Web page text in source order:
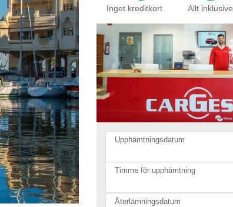
Inget kreditkort Allt inklusive
Upphämtningsdatum
Timme för upphämtning
Återlämningsdatum